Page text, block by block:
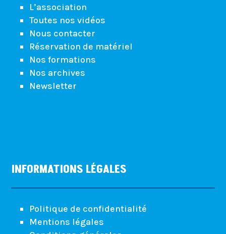
L’association
Toutes nos vidéos
Nous contacter
Réservation de matériel
Nos formations
Nos archives
Newsletter
INFORMATIONS LÉGALES
Politique de confidentialité
Mentions légales